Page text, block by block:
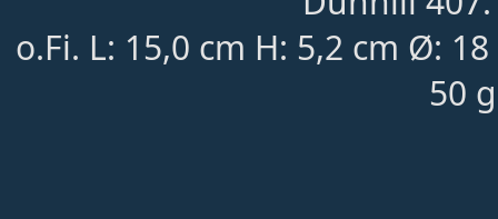
o.Fi. L: 15,0 cm H: 5,2 cm Ø:
50